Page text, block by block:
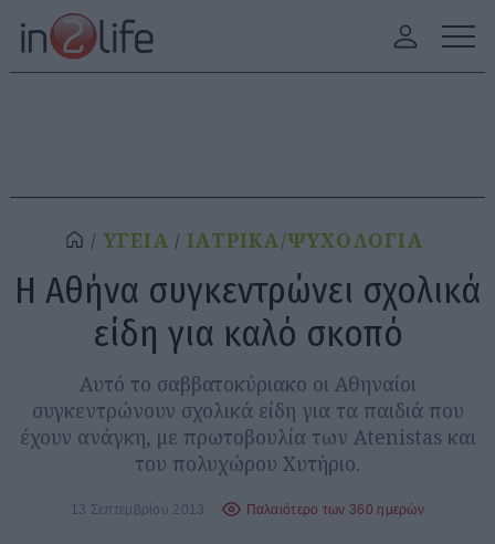
ΥΓΕΙΑ ΙΑΤΡΙΚΑ/ΨΥΧΟΛΟΓΙΑ
Η Αθήνα συγκεντρώνει σχολικά
είδη για καλό σκοπό
Αυτό το σαββατοκύριακο οι Αθηναίοι
συγκεντρώνουν σχολικά είδη για τα παιδιά που
έχουν ανάγκη, με πρωτοβουλία των Atenistas και
του πολυχώρου Χυτήριο.
13 Σεπτεμβρίου 2013 Παλαιότερο των 360 ημερών